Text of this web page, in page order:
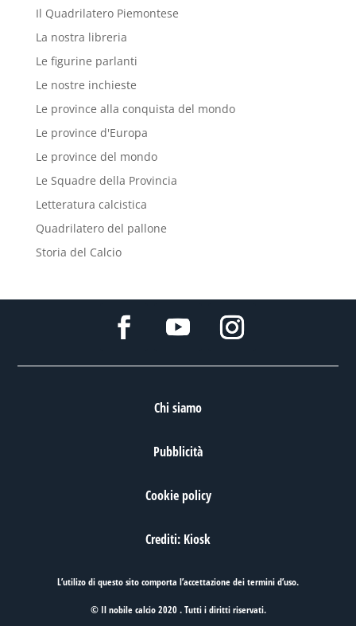
Il Quadrilatero Piemontese
La nostra libreria
Le figurine parlanti
Le nostre inchieste
Le province alla conquista del mondo
Le province d'Europa
Le province del mondo
Le Squadre della Provincia
Letteratura calcistica
Quadrilatero del pallone
Storia del Calcio
Chi siamo
Pubblicità
Cookie policy
Crediti: Kiosk
L’utilizo di questo sito comporta l’accettazione deitermini d’uso.
© Il nobile calcio 2020 . Tutti i diritti riservati.